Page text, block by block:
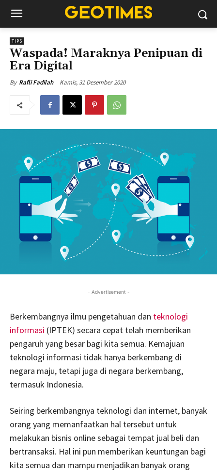
TIPS
Waspada! Maraknya Penipuan di
Era Digital
By Rafli Fadilah Kamis, 31 Desember 2020
- Advertisement -
Berkembangnya ilmu pengetahuan dan teknologi
informasi (IPTEK) secara cepat telah memberikan
pengaruh yang besar bagi kita semua. Kemajuan
teknologi informasi tidak hanya berkembang di
negara maju, tetapi juga di negara berkembang,
termasuk Indonesia.
Seiring berkembangnya teknologi dan internet, banyak
orang yang memanfaatkan hal tersebut untuk
melakukan bisnis online sebagai tempat jual beli dan
bertransaksi. Hal ini pun memberikan keuntungan bagi
kita semua dan mampu menjadikan banyak orang